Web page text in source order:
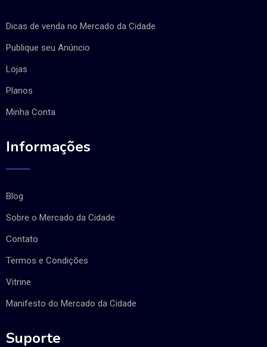
Dicas de venda no Mercado da Cidade
Publique seu Anúncio
Lojas
Planos
Minha Conta
Informações
Blog
Sobre o Mercado da Cidade
Contato
Termos e Condições
Vitrine
Manifesto do Mercado da Cidade
Suporte